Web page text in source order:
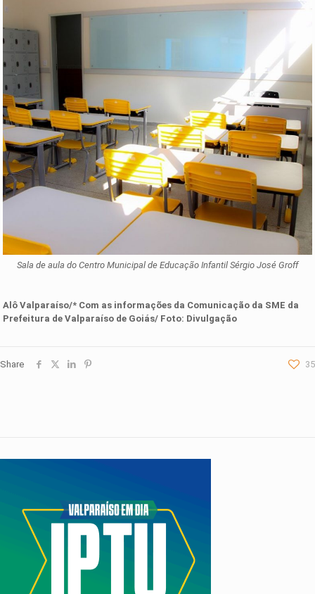
Sala de aula do Centro Municipal de Educação Infantil Sérgio José Groff
Alô Valparaíso/* Com as informações da Comunicação da SME da
Prefeitura de Valparaíso de Goiás/ Foto: Divulgação
Share 35